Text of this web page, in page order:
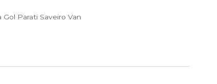
Parati Saveiro Van